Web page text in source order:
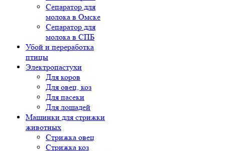
Сепаратор для
молока в Омске
Сепаратор для
молока в СПБ
Убой и переработка
птицы
Электропастухи
Для коров
Для овец, коз
Для пасеки
Для лошадей
Машинки для стрижки
животных
Стрижка овец
Стрижка коз